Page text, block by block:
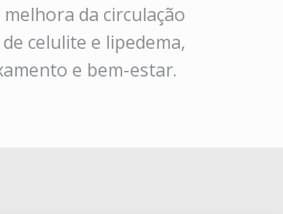
da circulação
celulite e lipedema,
e bem-estar.